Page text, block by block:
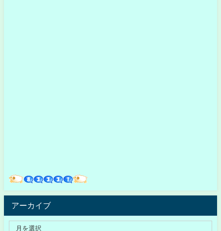
アーカイブ